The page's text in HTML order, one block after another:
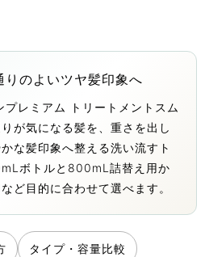
りのよいツヤ髪印象へ
レミアム トリートメントスム
が気になる髪を、重さを出し
な髪印象へ整える洗い流すト
ボトルと800mL詰替え用か
ど目的に合わせて選べます。
タイプ・容量比較